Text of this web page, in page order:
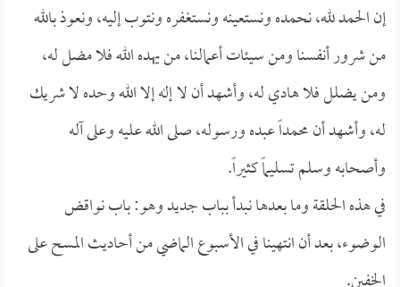
إن الحمد لله، نحمده ونستعينه ونستغفره ونتوب إليه، ونعوذ بالله
من شرور أنفسنا ومن سيئات أعمالنا، من يهده الله فلا مضل له،
ومن يضلل فلا هادي له، وأشهد أن لا إله إلا الله وحده لا شريك
له، وأشهد أن محمداً عبده ورسوله، صلى الله عليه وعلى آله
وأصحابه وسلم تسليماً كثيراً.
في هذه الحلقة وما بعدها نبدأ بباب جديد وهو: باب نواقض
الوضوء، بعد أن انتهينا في الأسبوع الماضي من أحاديث المسح على